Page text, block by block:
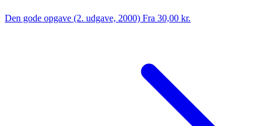
Den gode opgave (2. udgave, 2000) Fra 30,00 kr.